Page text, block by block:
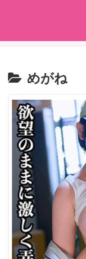
めがね